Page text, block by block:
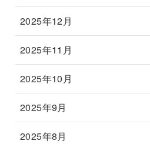
2025年12月
2025年11月
2025年10月
2025年9月
2025年8月